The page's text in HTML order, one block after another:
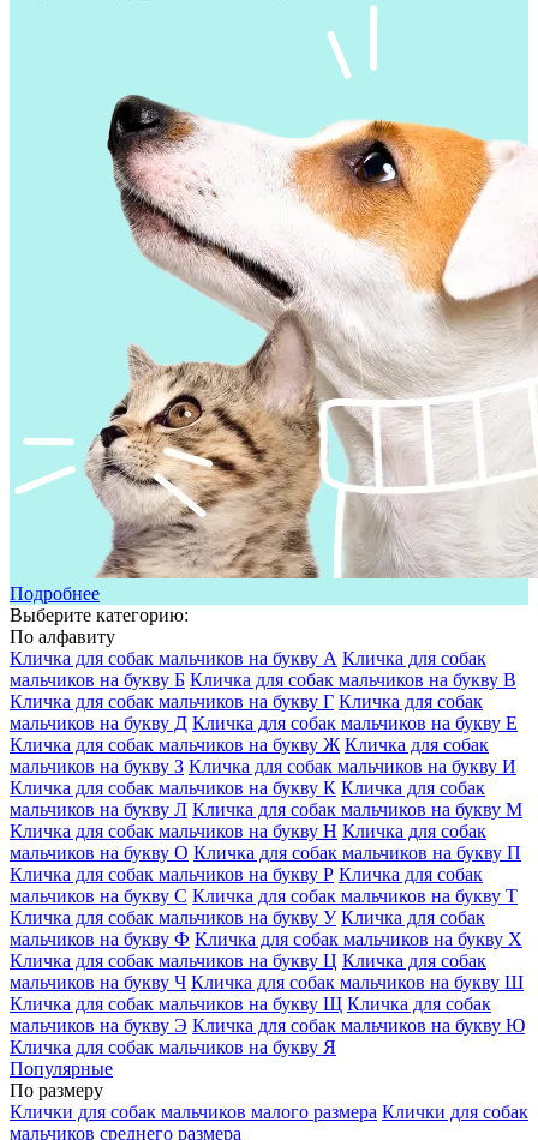
Подробнее
Выберите категорию:
По алфавиту
Кличка для собак мальчиков на букву А Кличка для собак
мальчиков на букву Б Кличка для собак мальчиков на букву В
Кличка для собак мальчиков на букву Г Кличка для собак
мальчиков на букву Д Кличка для собак мальчиков на букву Е
Кличка для собак мальчиков на букву Ж Кличка для собак
мальчиков на букву З Кличка для собак мальчиков на букву И
Кличка для собак мальчиков на букву К Кличка для собак
мальчиков на букву Л Кличка для собак мальчиков на букву М
Кличка для собак мальчиков на букву Н Кличка для собак
мальчиков на букву О Кличка для собак мальчиков на букву П
Кличка для собак мальчиков на букву Р Кличка для собак
мальчиков на букву С Кличка для собак мальчиков на букву Т
Кличка для собак мальчиков на букву У Кличка для собак
мальчиков на букву Ф Кличка для собак мальчиков на букву Х
Кличка для собак мальчиков на букву Ц Кличка для собак
мальчиков на букву Ч Кличка для собак мальчиков на букву Ш
Кличка для собак мальчиков на букву Щ Кличка для собак
мальчиков на букву Э Кличка для собак мальчиков на букву Ю
Кличка для собак мальчиков на букву Я
Популярные
По размеру
Клички для собак мальчиков малого размера Клички для собак
мальчиков среднего размера